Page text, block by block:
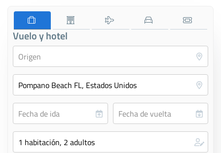
Vuelo y hotel